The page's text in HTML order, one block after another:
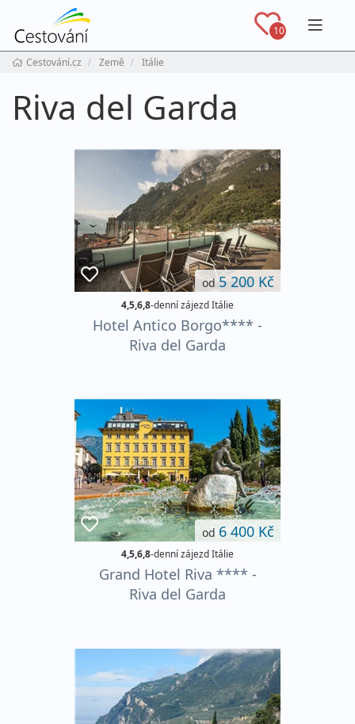
10
Cestování.cz Země Itálie
Riva del Garda
od 5 200 Kč
4,5,6,8-denní zájezd Itálie
Hotel Antico Borgo**** -
Riva del Garda
od 6 400 Kč
4,5,6,8-denní zájezd Itálie
Grand Hotel Riva **** -
Riva del Garda